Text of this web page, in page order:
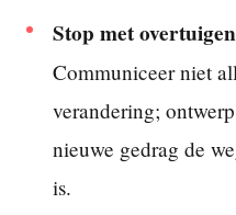
Stop met
Communiceer niet
verandering;
nieuwe gedrag de
is.